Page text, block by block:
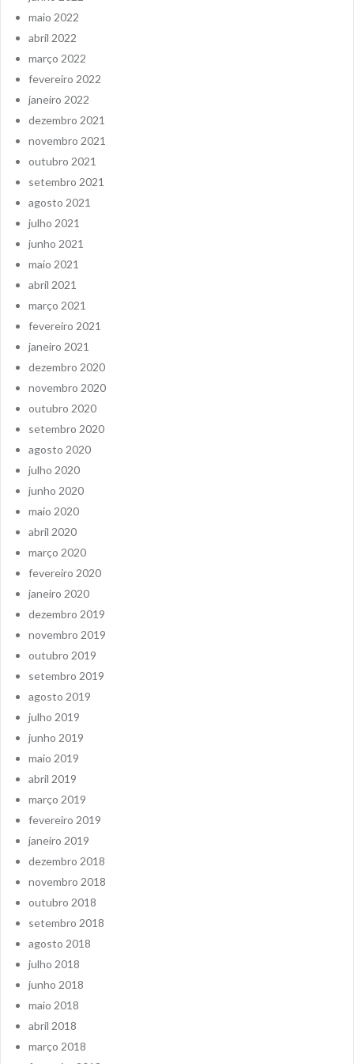
maio 2022
abril 2022
março 2022
fevereiro 2022
janeiro 2022
dezembro 2021
novembro 2021
outubro 2021
setembro 2021
agosto 2021
julho 2021
junho 2021
maio 2021
abril 2021
março 2021
fevereiro 2021
janeiro 2021
dezembro 2020
novembro 2020
outubro 2020
setembro 2020
agosto 2020
julho 2020
junho 2020
maio 2020
abril 2020
março 2020
fevereiro 2020
janeiro 2020
dezembro 2019
novembro 2019
outubro 2019
setembro 2019
agosto 2019
julho 2019
junho 2019
maio 2019
abril 2019
março 2019
fevereiro 2019
janeiro 2019
dezembro 2018
novembro 2018
outubro 2018
setembro 2018
agosto 2018
julho 2018
junho 2018
maio 2018
abril 2018
março 2018